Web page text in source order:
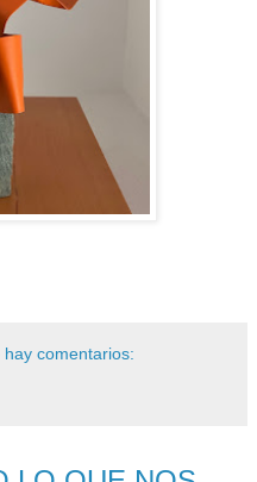
hay comentarios: